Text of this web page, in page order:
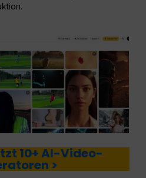
10+ AI-Video-
>